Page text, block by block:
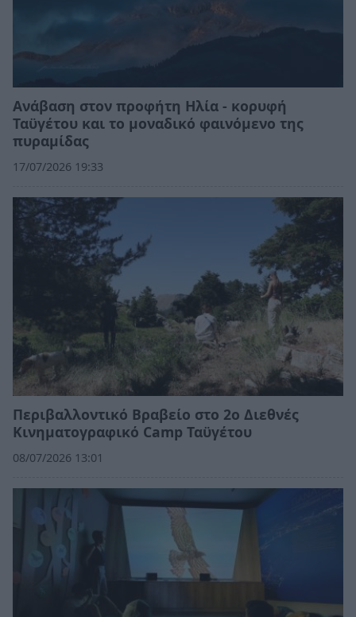
Ανάβαση στον προφήτη Ηλία - κορυφή
Ταϋγέτου και το μοναδικό φαινόμενο της
πυραμίδας
17/07/2026 19:33
Περιβαλλοντικό Βραβείο στο 2ο Διεθνές
Κινηματογραφικό Camp Ταϋγέτου
08/07/2026 13:01